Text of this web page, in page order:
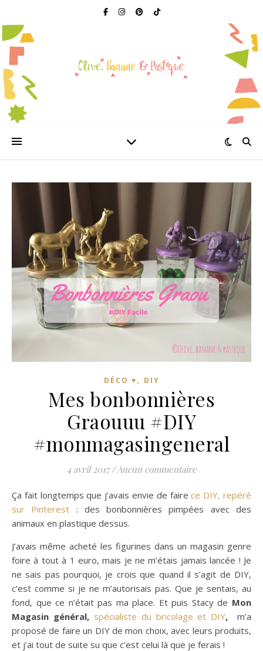
DÉCO ♥, DIY
Mes bonbonnières
Graouuu #DIY
#monmagasingeneral
4 avril 2017 /Aucun commentaire
Ça fait longtemps que j’avais envie de faire ce DIY, repéré
sur Pinterest : des bonbonnières pimpées avec des
animaux en plastique dessus.
J’avais même acheté les figurines dans un magasin genre
foire à tout à 1 euro, mais je ne m’étais jamais lancée ! Je
ne sais pas pourquoi, je crois que quand il s’agit de DIY,
c’est comme si je ne m’autorisais pas. Que je sentais, au
fond, que ce n’était pas ma place. Et puis Stacy de Mon
Magasin général, spécialiste du bricolage et DIY,
m’a
proposé de faire un DIY de mon choix, avec leurs produits,
et j’ai tout de suite su que c’est celui là que je ferais !